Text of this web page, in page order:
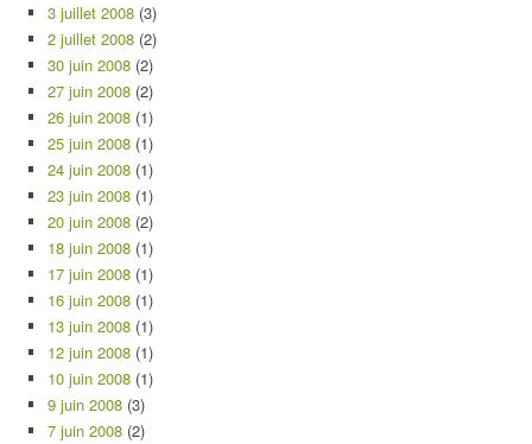
3 juillet 2008 (3)
2 juillet 2008 (2)
30 juin 2008 (2)
27 juin 2008 (2)
26 juin 2008 (1)
25 juin 2008 (1)
24 juin 2008 (1)
23 juin 2008 (1)
20 juin 2008 (2)
18 juin 2008 (1)
17 juin 2008 (1)
16 juin 2008 (1)
13 juin 2008 (1)
12 juin 2008 (1)
10 juin 2008 (1)
9 juin 2008 (3)
7 juin 2008 (2)